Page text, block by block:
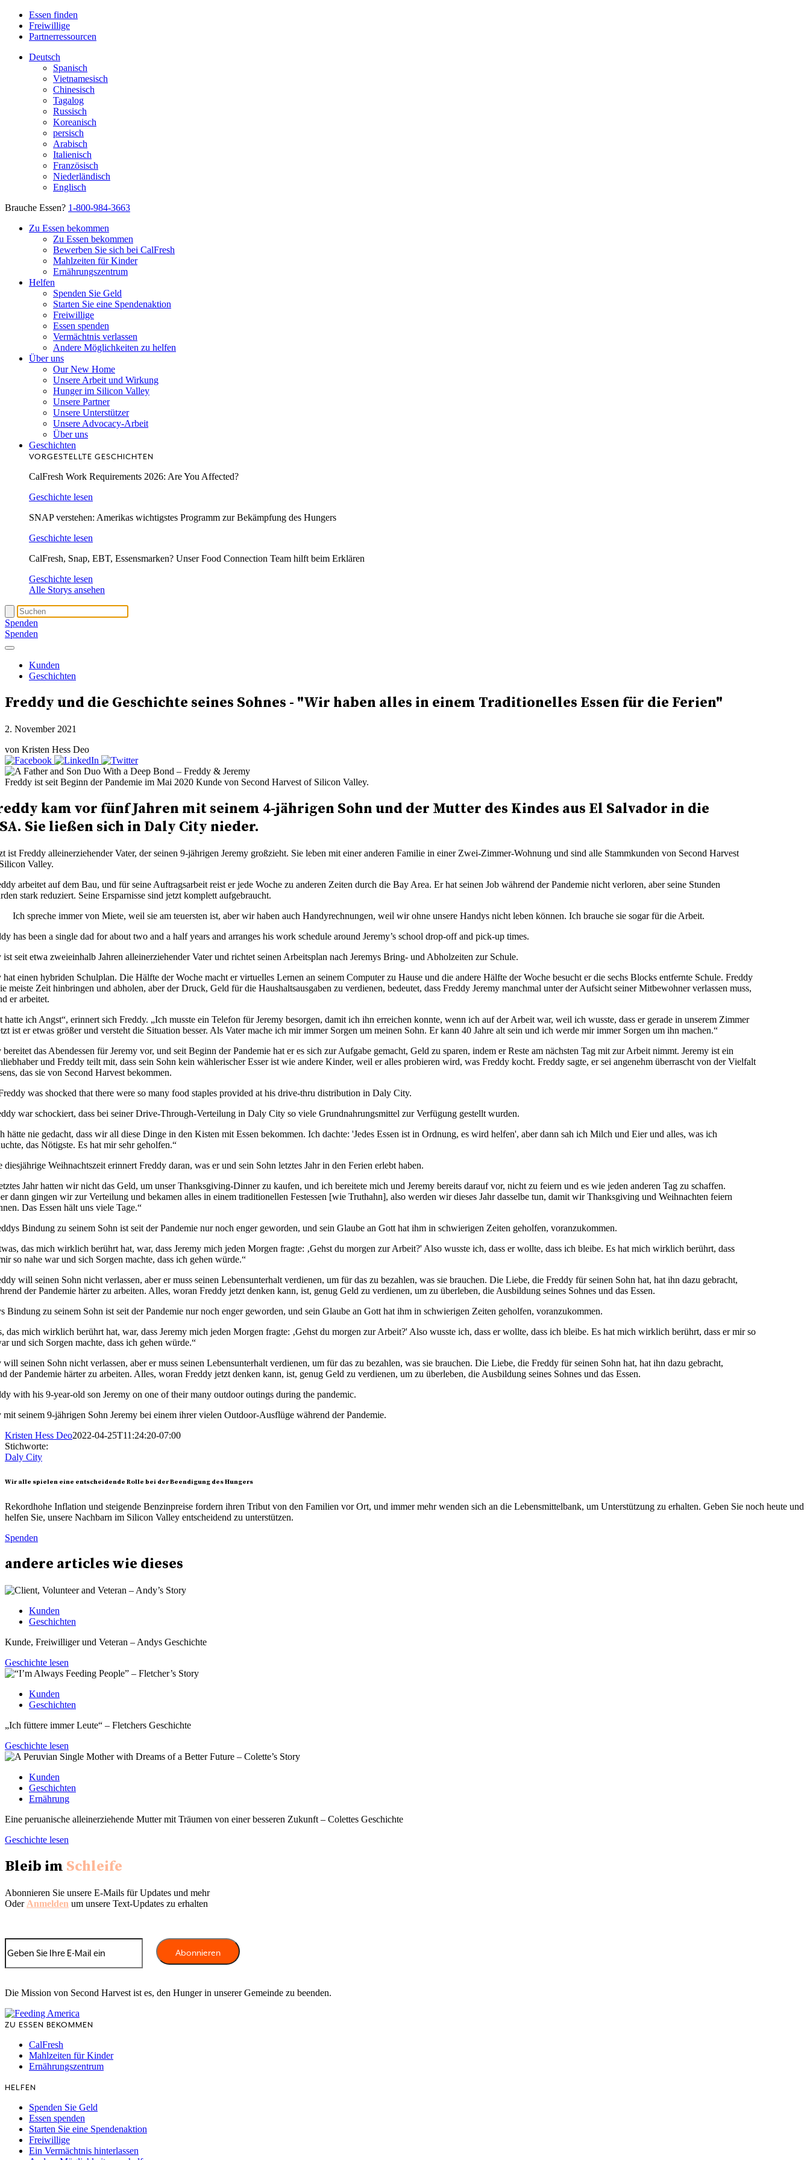
Essen finden
Freiwillige
Partnerressourcen
Deutsch
Spanisch
Vietnamesisch
Chinesisch
Tagalog
Russisch
Koreanisch
persisch
Arabisch
Italienisch
Französisch
Niederländisch
Englisch
Brauche Essen? 1-800-984-3663
Zu Essen bekommen
Zu Essen bekommen
Bewerben Sie sich bei CalFresh
Mahlzeiten für Kinder
Ernährungszentrum
Helfen
Spenden Sie Geld
Starten Sie eine Spendenaktion
Freiwillige
Essen spenden
Vermächtnis verlassen
Andere Möglichkeiten zu helfen
Über uns
Our New Home
Unsere Arbeit und Wirkung
Hunger im Silicon Valley
Unsere Partner
Unsere Unterstützer
Unsere Advocacy-Arbeit
Über uns
Geschichten
VORGESTELLTE GESCHICHTEN
CalFresh Work Requirements 2026: Are You Affected?
Geschichte lesen
SNAP verstehen: Amerikas wichtigstes Programm zur Bekämpfung des Hungers
Geschichte lesen
CalFresh, Snap, EBT, Essensmarken? Unser Food Connection Team hilft beim Erklären
Geschichte lesen
Alle Storys ansehen
Spenden
Spenden
Kunden
Geschichten
Freddy und die Geschichte seines Sohnes - "Wir haben alles in einem Traditionelles Essen für die Ferien"
2. November 2021
von Kristen Hess Deo
Freddy ist seit Beginn der Pandemie im Mai 2020 Kunde von Second Harvest of Silicon Valley.
kam vor fünf Jahren mit seinem 4-jährigen Sohn und der Mutter des Kindes aus El Salvador in die
Sie ließen sich in Daly City nieder.
ist Freddy alleinerziehender Vater, der seinen 9-jährigen Jeremy großzieht. Sie leben mit einer anderen Familie in einer Zwei-Zimmer-Wohnung und sind alle Stammkunden von Second Harvest
Valley.
arbeitet auf dem Bau, und für seine Auftragsarbeit reist er jede Woche zu anderen Zeiten durch die Bay Area. Er hat seinen Job während der Pandemie nicht verloren, aber seine Stunden
stark reduziert. Seine Ersparnisse sind jetzt komplett aufgebraucht.
Ich spreche immer von Miete, weil sie am teuersten ist, aber wir haben auch Handyrechnungen, weil wir ohne unsere Handys nicht leben können. Ich brauche sie sogar für die Arbeit.
ist seit etwa zweieinhalb Jahren alleinerziehender Vater und richtet seinen Arbeitsplan nach Jeremys Bring- und Abholzeiten zur Schule.
hat einen hybriden Schulplan. Die Hälfte der Woche macht er virtuelles Lernen an seinem Computer zu Hause und die andere Hälfte der Woche besucht er die sechs Blocks entfernte Schule. Freddy
meiste Zeit hinbringen und abholen, aber der Druck, Geld für die Haushaltsausgaben zu verdienen, bedeutet, dass Freddy Jeremy manchmal unter der Aufsicht seiner Mitbewohner verlassen muss,
er arbeitet.
hatte ich Angst“, erinnert sich Freddy. „Ich musste ein Telefon für Jeremy besorgen, damit ich ihn erreichen konnte, wenn ich auf der Arbeit war, weil ich wusste, dass er gerade in unserem Zimmer
ist er etwas größer und versteht die Situation besser. Als Vater mache ich mir immer Sorgen um meinen Sohn. Er kann 40 Jahre alt sein und ich werde mir immer Sorgen um ihn machen.“
bereitet das Abendessen für Jeremy vor, und seit Beginn der Pandemie hat er es sich zur Aufgabe gemacht, Geld zu sparen, indem er Reste am nächsten Tag mit zur Arbeit nimmt. Jeremy ist ein
und Freddy teilt mit, dass sein Sohn kein wählerischer Esser ist wie andere Kinder, weil er alles probieren wird, was Freddy kocht. Freddy sagte, er sei angenehm überrascht von der Vielfalt
das sie von Second Harvest bekommen.
war schockiert, dass bei seiner Drive-Through-Verteilung in Daly City so viele Grundnahrungsmittel zur Verfügung gestellt wurden.
hätte nie gedacht, dass wir all diese Dinge in den Kisten mit Essen bekommen. Ich dachte: 'Jedes Essen ist in Ordnung, es wird helfen', aber dann sah ich Milch und Eier und alles, was ich
das Nötigste. Es hat mir sehr geholfen.“
diesjährige Weihnachtszeit erinnert Freddy daran, was er und sein Sohn letztes Jahr in den Ferien erlebt haben.
Jahr hatten wir nicht das Geld, um unser Thanksgiving-Dinner zu kaufen, und ich bereitete mich und Jeremy bereits darauf vor, nicht zu feiern und es wie jeden anderen Tag zu schaffen.
dann gingen wir zur Verteilung und bekamen alles in einem traditionellen Festessen [wie Truthahn], also werden wir dieses Jahr dasselbe tun, damit wir Thanksgiving und Weihnachten feiern
Das Essen hält uns viele Tage.“
Bindung zu seinem Sohn ist seit der Pandemie nur noch enger geworden, und sein Glaube an Gott hat ihm in schwierigen Zeiten geholfen, voranzukommen.
das mich wirklich berührt hat, war, dass Jeremy mich jeden Morgen fragte: ‚Gehst du morgen zur Arbeit?' Also wusste ich, dass er wollte, dass ich bleibe. Es hat mich wirklich berührt, dass
so nahe war und sich Sorgen machte, dass ich gehen würde.“
will seinen Sohn nicht verlassen, aber er muss seinen Lebensunterhalt verdienen, um für das zu bezahlen, was sie brauchen. Die Liebe, die Freddy für seinen Sohn hat, hat ihn dazu gebracht,
der Pandemie härter zu arbeiten. Alles, woran Freddy jetzt denken kann, ist, genug Geld zu verdienen, um zu überleben, die Ausbildung seines Sohnes und das Essen.
Bindung zu seinem Sohn ist seit der Pandemie nur noch enger geworden, und sein Glaube an Gott hat ihm in schwierigen Zeiten geholfen, voranzukommen.
das mich wirklich berührt hat, war, dass Jeremy mich jeden Morgen fragte: ‚Gehst du morgen zur Arbeit?' Also wusste ich, dass er wollte, dass ich bleibe. Es hat mich wirklich berührt, dass er mir so
und sich Sorgen machte, dass ich gehen würde.“
will seinen Sohn nicht verlassen, aber er muss seinen Lebensunterhalt verdienen, um für das zu bezahlen, was sie brauchen. Die Liebe, die Freddy für seinen Sohn hat, hat ihn dazu gebracht,
der Pandemie härter zu arbeiten. Alles, woran Freddy jetzt denken kann, ist, genug Geld zu verdienen, um zu überleben, die Ausbildung seines Sohnes und das Essen.
mit seinem 9-jährigen Sohn Jeremy bei einem ihrer vielen Outdoor-Ausflüge während der Pandemie.
Kristen Hess Deo2022-04-25T11:24:20-07:00
Stichworte:
Daly City
Wir alle spielen eine entscheidende Rolle bei der Beendigung des Hungers
Rekordhohe Inflation und steigende Benzinpreise fordern ihren Tribut von den Familien vor Ort, und immer mehr wenden sich an die Lebensmittelbank, um Unterstützung zu erhalten. Geben Sie noch heute und
helfen Sie, unsere Nachbarn im Silicon Valley entscheidend zu unterstützen.
Spenden
andere articles wie dieses
Kunden
Geschichten
Kunde, Freiwilliger und Veteran – Andys Geschichte
Geschichte lesen
Kunden
Geschichten
„Ich füttere immer Leute“ – Fletchers Geschichte
Geschichte lesen
Kunden
Geschichten
Ernährung
Eine peruanische alleinerziehende Mutter mit Träumen von einer besseren Zukunft – Colettes Geschichte
Geschichte lesen
Bleib im Schleife
Abonnieren Sie unsere E-Mails für Updates und mehr
Oder Anmelden um unsere Text-Updates zu erhalten
Die Mission von Second Harvest ist es, den Hunger in unserer Gemeinde zu beenden.
ZU ESSEN BEKOMMEN
CalFresh
Mahlzeiten für Kinder
Ernährungszentrum
HELFEN
Spenden Sie Geld
Essen spenden
Starten Sie eine Spendenaktion
Freiwillige
Ein Vermächtnis hinterlassen